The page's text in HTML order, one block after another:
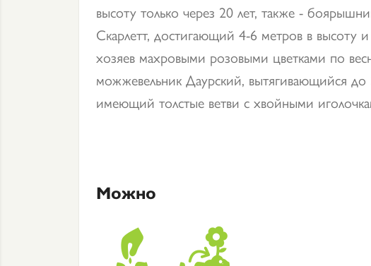
высоту только через 20 лет, также -
Скарлетт, достигающий 4-6 метров в высоту
хозяев махровыми розовыми цветками по
можжевельник Даурский, вытягивающийся
имеющий толстые ветви с хвойными
Можно